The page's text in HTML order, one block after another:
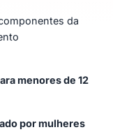
da
menores de 12
por mulheres